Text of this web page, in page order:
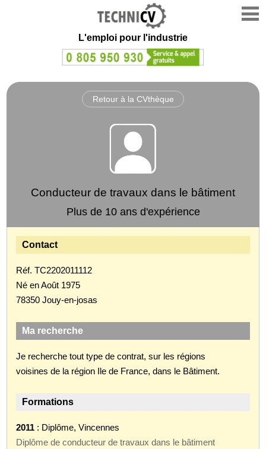
L'emploi pour l'industrie
Retour à la CVthèque
Conducteur de travaux dans le bâtiment
Plus de 10 ans d'expérience
Contact
Réf. TC2202011112
Né en Août 1975
78350 Jouy-en-josas
Ma recherche
Je recherche tout type de contrat, sur les régions
voisines de la région Ile de France, dans le Bâtiment.
Formations
2011 : Diplôme, Vincennes
Diplôme de conducteur de travaux dans le bâtiment